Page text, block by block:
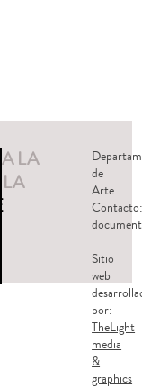
LA
de
Arte
Sitio
web
por:
TheLight
media
&
graphics